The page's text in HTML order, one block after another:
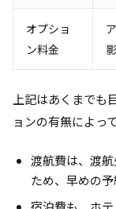
オプショ
ン料金
上記はあくまでも
ョンの有無によっ
渡航費は、渡
ため、早めの予